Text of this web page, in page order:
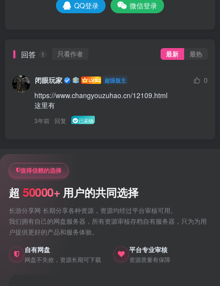
QQ登录 微信登录
回答 1 只看作者 最新 最热
闭眼玩家 超级版主
0
https://www.changyouzuhao.cn/12109.html
这里有
3年前 回复 已采纳
值得信赖的选择
超 50000+ 用户的共同选择
长游分享网 长期分享各种资源，资源均经过平台审核可用。
我们拥有自己的网盘服务器，所有资源审核存档自有服务器，只为为用
户提供更好的产品和服务体验。
自有网盘
网盘不失效，资源长期可下载
平台专业审核
资源质量有保障